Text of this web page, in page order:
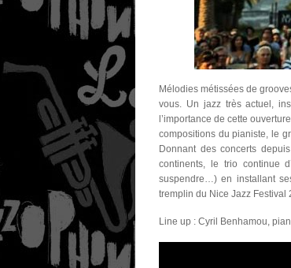
Mélodies métissées de
vous. Un jazz très actuel,
l’importance de cette
compositions du pianiste, le
Donnant des concerts
continents, le trio continue
suspendre…) en installant
tremplin du Nice Jazz Festival
Line up : Cyril Benhamou ,